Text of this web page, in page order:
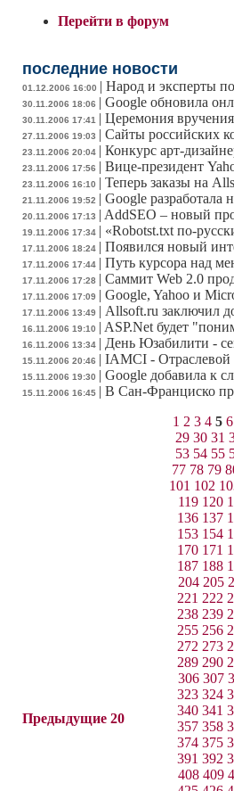
Перейти в форум
последние новости
01.12.2006 16:00 | Народ и эксперты
30.11.2006 18:06 | Google обновила
30.11.2006 17:41 | Церемония
27.11.2006 19:03 | Сайты российских
23.11.2006 20:04 | Конкурс арт-
23.11.2006 17:56 | Вице-президент
23.11.2006 16:10 | Теперь заказы на
21.11.2006 19:52 | Google разработала
20.11.2006 17:13 | AddSEO – новый
19.11.2006 17:34 | «Robotst.txt по-
17.11.2006 18:24 | Появился новый
17.11.2006 17:44 | Путь курсора над
17.11.2006 17:28 | Саммит Web 2.0
17.11.2006 17:09 | Google, Yahoo и
17.11.2006 13:49 | Allsoft.ru заключил
16.11.2006 19:10 | ASP.Net будет
16.11.2006 13:34 | День Юзабилити -
15.11.2006 20:46 | IAMCI - Отраслевой
15.11.2006 19:30 | Google добавила к
15.11.2006 16:45 | В Сан-Франциско
Предыдущие 20
1 2 3 4 5 6
29 30 31
53 54 55
77 78 79
101 102
119 120
136 137
153 154
170 171
187 188
204 205
221 222
238 239
255 256
272 273
289 290
306 307
323 324
340 341
357 358
374 375
391 392
408 409